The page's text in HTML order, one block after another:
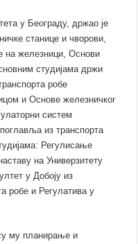
у Београду, држао је
станице и чворови,
на железници, Основи
студијама држи
робе
и Основе железничког
систем
из транспорта
Регулисање
на Универзитету
у Добоју из
робе и Регулатива у
му планирање и